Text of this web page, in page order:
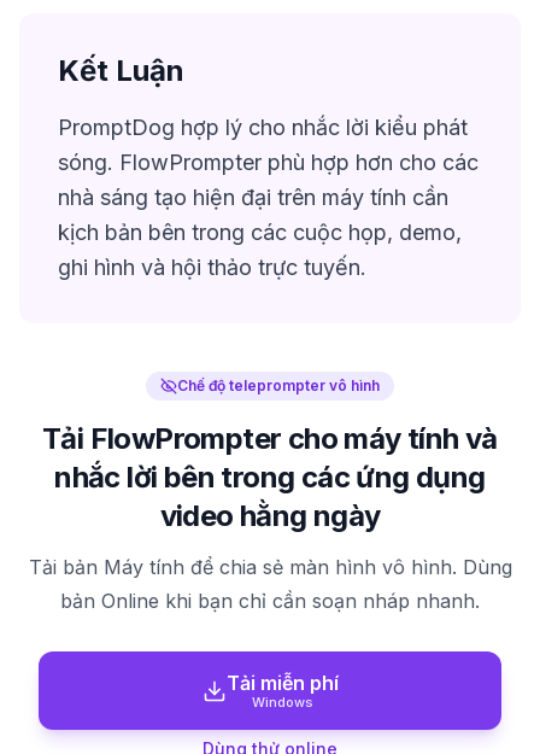
Kết Luận
PromptDog hợp lý cho nhắc lời kiểu phát
sóng. FlowPrompter phù hợp hơn cho các
nhà sáng tạo hiện đại trên máy tính cần
kịch bản bên trong các cuộc họp, demo,
ghi hình và hội thảo trực tuyến.
Chế độ teleprompter vô hình
Tải FlowPrompter cho máy tính và
nhắc lời bên trong các ứng dụng
video hằng ngày
Tải bản Máy tính để chia sẻ màn hình vô hình. Dùng
bản Online khi bạn chỉ cần soạn nháp nhanh.
Tải miễn phí
Windows
Dùng thử online